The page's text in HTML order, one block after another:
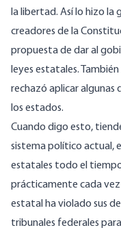
la libertad. Así lo hizo la
creadores de la
propuesta de dar al
leyes estatales.
rechazó aplicar algunas
los estados.
Cuando digo esto,
sistema político actual,
estatales todo el
prácticamente cada
estatal ha violado sus
tribunales federales